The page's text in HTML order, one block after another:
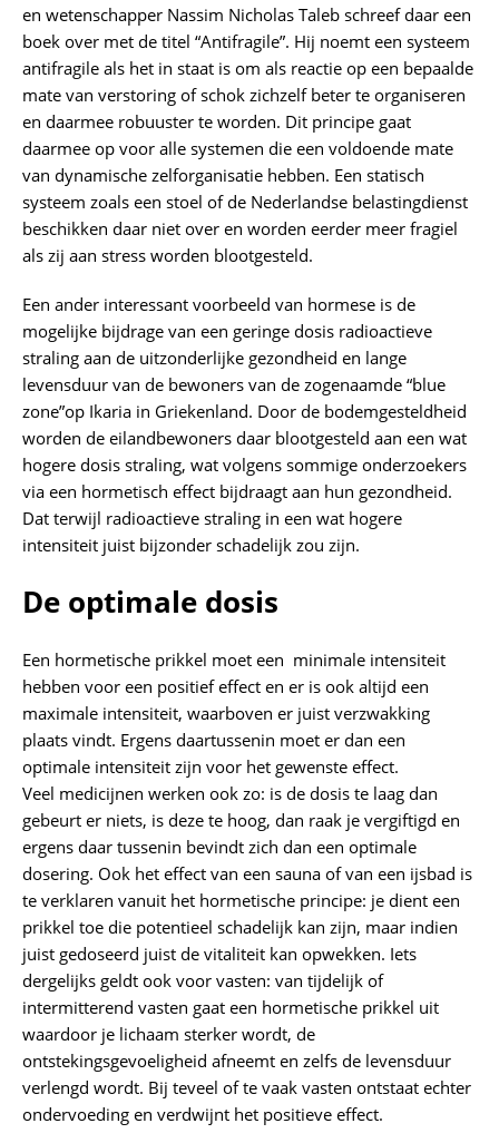
en wetenschapper Nassim Nicholas Taleb schreef daar een
boek over met de titel “Antifragile”. Hij noemt een systeem
antifragile als het in staat is om als reactie op een bepaalde
mate van verstoring of schok zichzelf beter te organiseren
en daarmee robuuster te worden. Dit principe gaat
daarmee op voor alle systemen die een voldoende mate
van dynamische zelforganisatie hebben. Een statisch
systeem zoals een stoel of de Nederlandse belastingdienst
beschikken daar niet over en worden eerder meer fragiel
als zij aan stress worden blootgesteld.
Een ander interessant voorbeeld van hormese is de
mogelijke bijdrage van een geringe dosis radioactieve
straling aan de uitzonderlijke gezondheid en lange
levensduur van de bewoners van de zogenaamde “blue
zone”op Ikaria in Griekenland. Door de bodemgesteldheid
worden de eilandbewoners daar blootgesteld aan een wat
hogere dosis straling, wat volgens sommige onderzoekers
via een hormetisch effect bijdraagt aan hun gezondheid.
Dat terwijl radioactieve straling in een wat hogere
intensiteit juist bijzonder schadelijk zou zijn.
De optimale dosis
Een hormetische prikkel moet een minimale intensiteit
hebben voor een positief effect en er is ook altijd een
maximale intensiteit, waarboven er juist verzwakking
plaats vindt. Ergens daartussenin moet er dan een
optimale intensiteit zijn voor het gewenste effect.
Veel medicijnen werken ook zo: is de dosis te laag dan
gebeurt er niets, is deze te hoog, dan raak je vergiftigd en
ergens daar tussenin bevindt zich dan een optimale
dosering. Ook het effect van een sauna of van een ijsbad is
te verklaren vanuit het hormetische principe: je dient een
prikkel toe die potentieel schadelijk kan zijn, maar indien
juist gedoseerd juist de vitaliteit kan opwekken. Iets
dergelijks geldt ook voor vasten: van tijdelijk of
intermitterend vasten gaat een hormetische prikkel uit
waardoor je lichaam sterker wordt, de
ontstekingsgevoeligheid afneemt en zelfs de levensduur
verlengd wordt. Bij teveel of te vaak vasten ontstaat echter
ondervoeding en verdwijnt het positieve effect.